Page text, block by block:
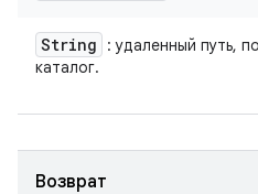
String
: удаленный путь,
каталог.
Возврат